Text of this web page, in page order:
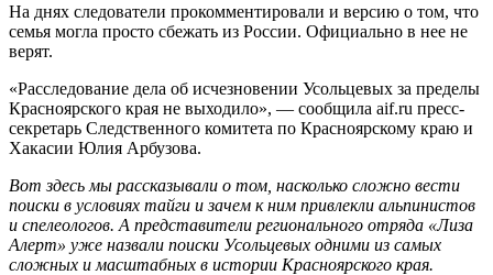
На днях следователи прокомментировали и версию о том, что
семья могла просто сбежать из России. Официально в нее не
верят.
«Расследование дела об исчезновении Усольцевых за пределы
Красноярского края не выходило», — сообщила aif.ru пресс-
секретарь Следственного комитета по Красноярскому краю и
Хакасии Юлия Арбузова.
Вотздесь мы рассказывали о том, насколько сложно вести
поиски в условиях тайги и зачем к ним привлекли альпинистов
и спелеологов. А представители регионального отряда «Лиза
Алерт» уже назвали поиски Усольцевых одними из самых
сложных и масштабных в истории Красноярского края.